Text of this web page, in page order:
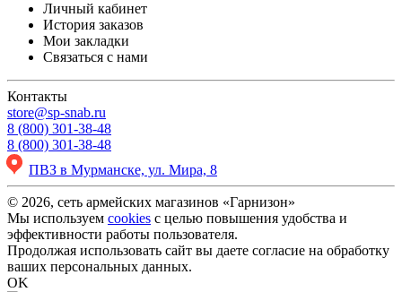
Личный кабинет
История заказов
Мои закладки
Связаться с нами
Контакты
store@sp-snab.ru
8 (800) 301-38-48
8 (800) 301-38-48
ПВЗ в Мурманске, ул. Мира, 8
© 2026, сеть армейских магазинов «Гарнизон»
Мы используем cookies с целью повышения удобства и
эффективности работы пользователя.
Продолжая использовать сайт вы даете согласие на обработку
ваших персональных данных.
OK